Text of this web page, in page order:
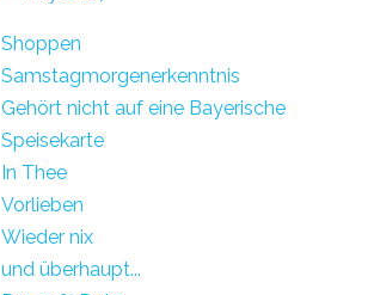
Shoppen
Samstagmorgenerkenntnis
Gehört nicht auf eine Bayerische
Speisekarte
In Thee
Vorlieben
Wieder nix
und überhaupt...